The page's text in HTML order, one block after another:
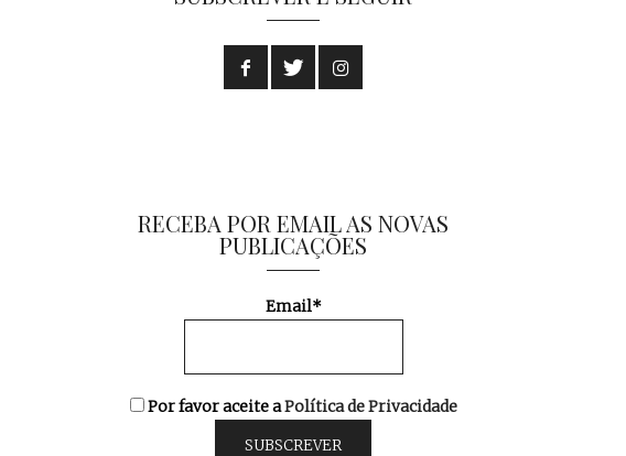
RECEBA POR EMAIL AS NOVAS
PUBLICAÇÕES
Email*
Por favor aceite aPolítica de Privacidade